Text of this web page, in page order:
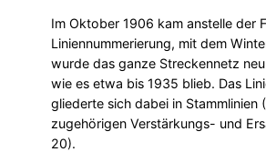
Im Oktober 1906 kam anstelle der
Liniennummerierung, mit dem
wurde das ganze Streckennetz
wie es etwa bis 1935 blieb. Das
gliederte sich dabei in Stammlinien
zugehörigen Verstärkungs- und
20).